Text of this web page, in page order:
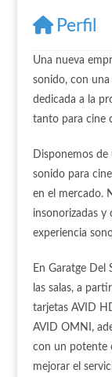
Perfil
Una nueva
sonido, con
dedicada a la
tanto para cine
Disponemos
sonido para
en el mercado.
insonorizadas y
experiencia
En Garatge Del
las salas, a
tarjetas AVID
AVID OMNI,
con un potente
mejorar el